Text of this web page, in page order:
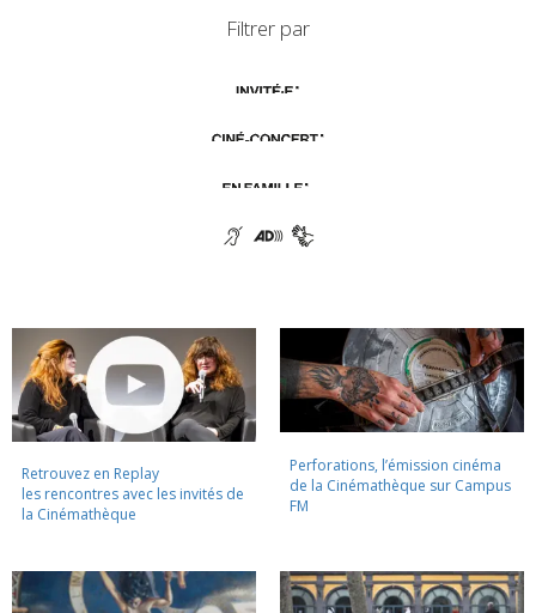
Filtrer par
Retrouvez en Replay
les rencontres avec les invités de
la Cinémathèque
Perforations, l’émission cinéma
de la Cinémathèque sur Campus
FM